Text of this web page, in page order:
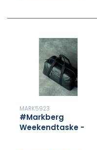
MARK5923
#Markberg
Weekendtaske -